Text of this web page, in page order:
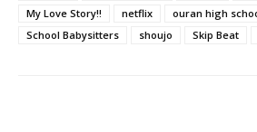
My Love Story!!
netflix
ouran high
School Babysitters
shoujo Skip Beat